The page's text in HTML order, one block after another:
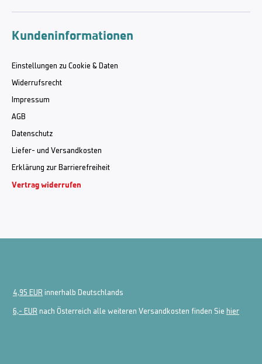
Kundeninformationen
Einstellungen zu Cookie & Daten
Widerrufsrecht
Impressum
AGB
Datenschutz
Liefer- und Versandkosten
Erklärung zur Barrierefreiheit
Vertrag widerrufen
4,95 EUR innerhalb Deutschlands
6,- EUR nach Österreich alle weiteren Versandkosten finden Sie hier